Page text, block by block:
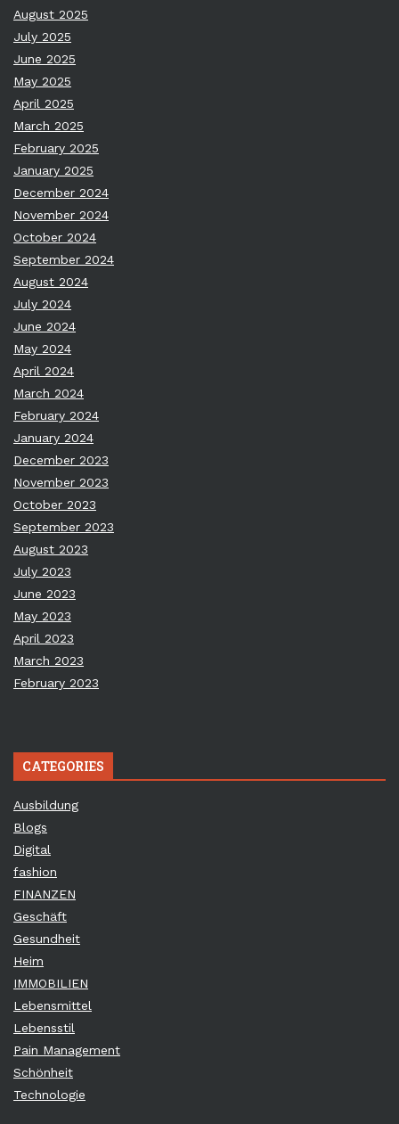
August 2025
July 2025
June 2025
May 2025
April 2025
March 2025
February 2025
January 2025
December 2024
November 2024
October 2024
September 2024
August 2024
July 2024
June 2024
May 2024
April 2024
March 2024
February 2024
January 2024
December 2023
November 2023
October 2023
September 2023
August 2023
July 2023
June 2023
May 2023
April 2023
March 2023
February 2023
CATEGORIES
Ausbildung
Blogs
Digital
fashion
FINANZEN
Geschäft
Gesundheit
Heim
IMMOBILIEN
Lebensmittel
Lebensstil
Pain Management
Schönheit
Technologie